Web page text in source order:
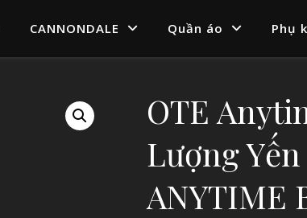
CANNONDALE Quần áo Phụ
OTE
Lượng
ANYTIME